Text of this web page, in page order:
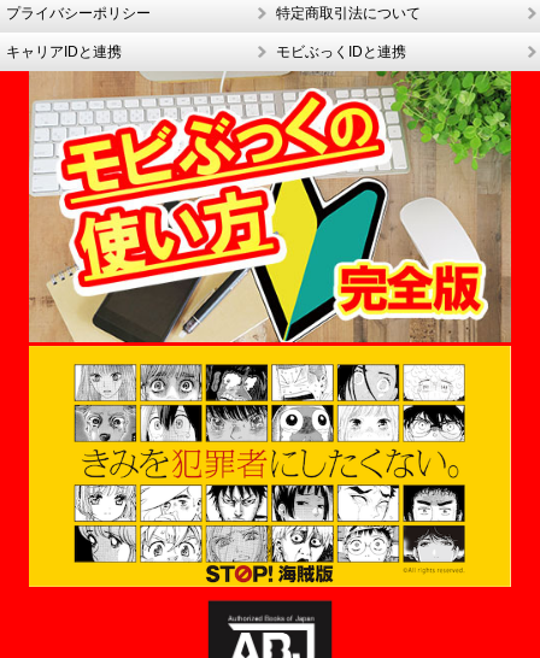
プライバシーポリシー 特定商取引法について
キャリアIDと連携 モビぶっくIDと連携